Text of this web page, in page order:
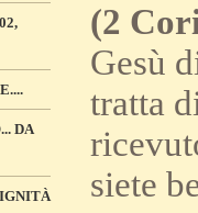
DA
(2
Gesù
tratta
siete